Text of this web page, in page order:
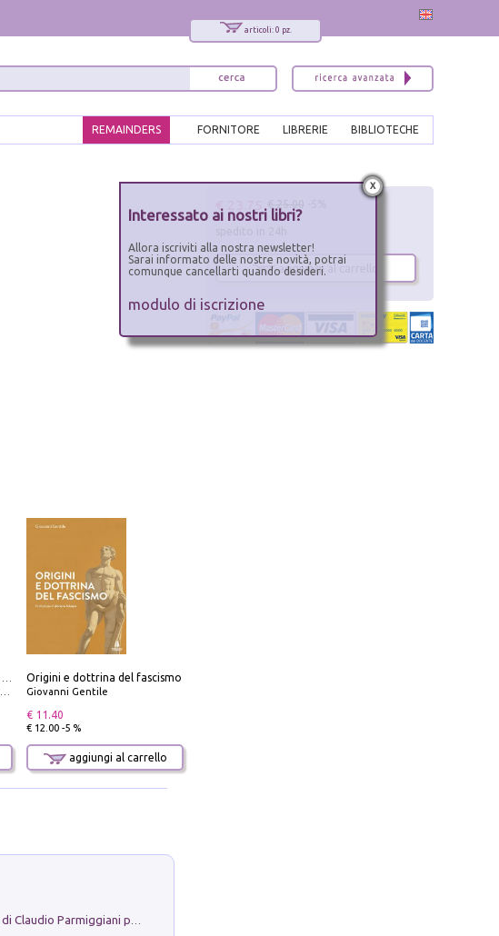
articoli: 0 pz.
BIBLIOTECHE
LIBRERIE
FORNITORE
REMAINDERS
777 Adriatico orientale. Vol. 1: Istria, Costa della Dalmazia da Smrika a Zara, Isole del Quarnaro, Pag, Arcipelaghi di Zara, Sibenico e Incoronate
Origini e dottrina del fascismo
Giovanni Gentile
€ 11.40
€ 12.00 -5 %
aggiungi al carrello
€ 23.75
aggiungi al carrello
x
Interessato ai nostri libri?
Allora iscriviti alla nostra newsletter!
Sarai informato delle nostre novità, potrai
comunque cancellarti quando desideri.
modulo di iscrizione